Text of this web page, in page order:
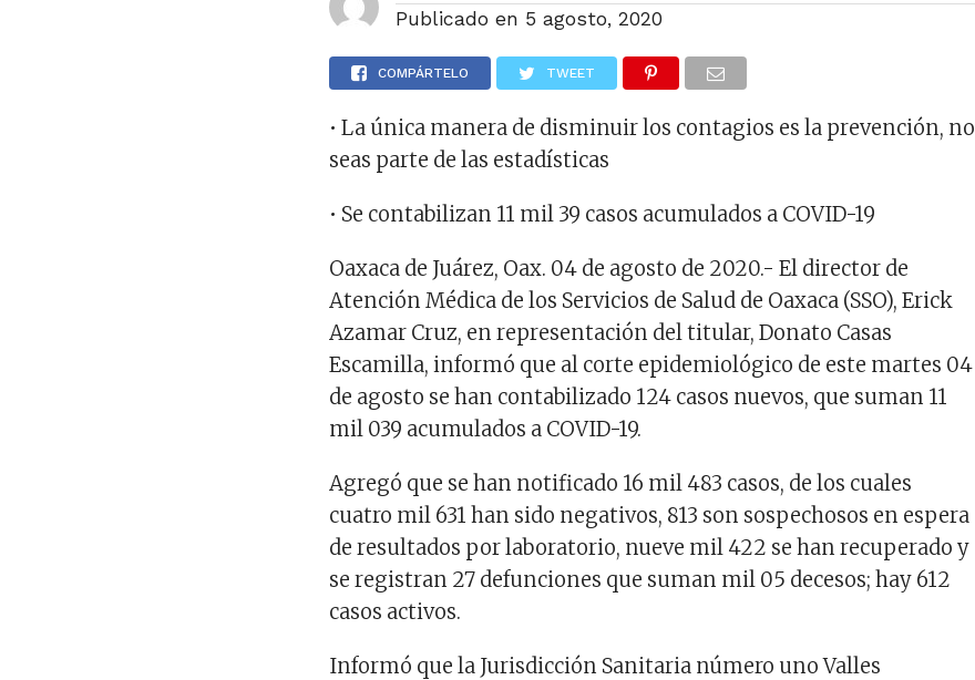
Publicado en 5 agosto, 2020
COMPÁRTELO TWEET
• La única manera de disminuir los contagios es la prevención, no
seas parte de las estadísticas
• Se contabilizan 11 mil 39 casos acumulados a COVID-19
Oaxaca de Juárez, Oax. 04 de agosto de 2020.- El director de
Atención Médica de los Servicios de Salud de Oaxaca (SSO), Erick
Azamar Cruz, en representación del titular, Donato Casas
Escamilla, informó que al corte epidemiológico de este martes 04
de agosto se han contabilizado 124 casos nuevos, que suman 11
mil 039 acumulados a COVID-19.
Agregó que se han notificado 16 mil 483 casos, de los cuales
cuatro mil 631 han sido negativos, 813 son sospechosos en espera
de resultados por laboratorio, nueve mil 422 se han recuperado y
se registran 27 defunciones que suman mil 05 decesos; hay 612
casos activos.
Informó que la Jurisdicción Sanitaria número uno Valles